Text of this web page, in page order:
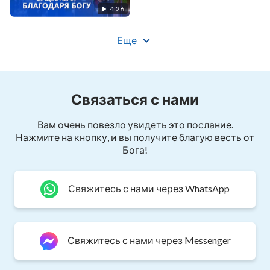
Исполнять свой долг, свидетельствовать о
и стремиться к истине – вот самое значимое.
Кто может быть удачливее?
Кто может быть более благословенным?
Бог дарует нам истину и жизнь,
мы должны жить для Бога.
4:26
Еще
Связаться с нами
Вам очень повезло увидеть это послание.
Нажмите на кнопку, и вы получите благую весть от
Бога!
Свяжитесь с нами через WhatsApp
Свяжитесь с нами через Messenger